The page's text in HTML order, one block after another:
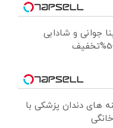
جوانی و شادابی
های دندان پزشکی با